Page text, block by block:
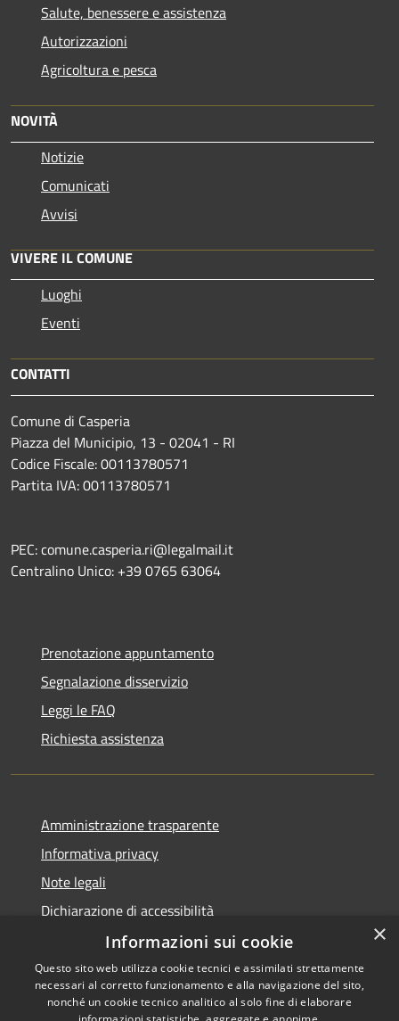
Salute, benessere e assistenza
Autorizzazioni
Agricoltura e pesca
NOVITÀ
Notizie
Comunicati
Avvisi
VIVERE IL COMUNE
Luoghi
Eventi
CONTATTI
Comune di Casperia
Piazza del Municipio, 13 - 02041 - RI
Codice Fiscale: 00113780571
Partita IVA: 00113780571
PEC: comune.casperia.ri@legalmail.it
Centralino Unico: +39 0765 63064
Prenotazione appuntamento
Segnalazione disservizio
Leggi le FAQ
Richiesta assistenza
Amministrazione trasparente
Informativa privacy
Note legali
Dichiarazione di accessibilità
Copyright © 2026 • Comune di
×
Informazioni sui cookie
Questo sito web utilizza cookie tecnici e assimilati strettamente
necessari al corretto funzionamento e alla navigazione del sito,
nonché un cookie tecnico analitico al solo fine di elaborare